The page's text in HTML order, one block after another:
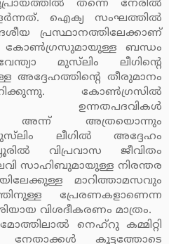
തന്നെ നേരില്‍
ഐക്യ സംഘത്തില്‍
പ്രസ്ഥാനത്തിലേക്കാണ്
കോണ്‍ഗ്രസുമായുള്ള ബന്ധം
മുസ്‌ലിം ലീഗിന്റെ
അദ്ദേഹത്തിന്റെ തീരുമാനം
കോണ്‍ഗ്രസില്‍
ഉന്നതപദവികള്‍
അന്ന് അത്രയൊന്നും
ലീഗില്‍ അദ്ദേഹം
വിപ്രവാസ ജീവിതം
സാഹിബുമായുള്ള നിരന്തര
മാറിത്താമസവും
പ്രേരണകളാണെന്ന
വിശദീകരണം മാത്രം.
നെഹ്റു കമ്മിറ്റി
നേതാക്കള്‍ കൂട്ടത്തോടെ